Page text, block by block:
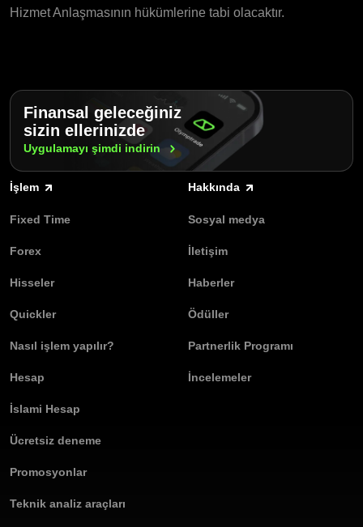
Hizmet Anlaşmasının hükümlerine tabi olacaktır.
Finansal geleceğiniz
sizin ellerinizde
Uygulamayı şimdi indirin
İşlem
Fixed Time
Forex
Hisseler
Quickler
Nasıl işlem yapılır?
Hesap
İslami Hesap
Ücretsiz deneme
Promosyonlar
Teknik analiz araçları
Hakkında
Sosyal medya
İletişim
Haberler
Ödüller
Partnerlik Programı
İncelemeler